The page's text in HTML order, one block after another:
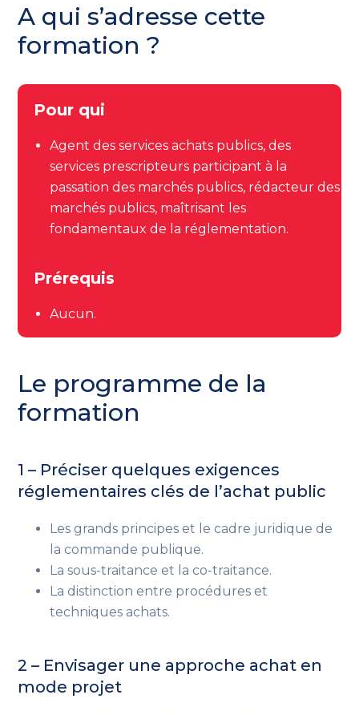
A qui s’adresse cette
formation ?
Pour qui
Agent des services achats publics, des
services prescripteurs participant à la
passation des marchés publics, rédacteur des
marchés publics, maîtrisant les
fondamentaux de la réglementation.
Prérequis
Aucun.
Le programme de la
formation
1 – Préciser quelques exigences
réglementaires clés de l’achat public
Les grands principes et le cadre juridique de
la commande publique.
La sous-traitance et la co-traitance.
La distinction entre procédures et
techniques achats.
2 – Envisager une approche achat en
mode projet